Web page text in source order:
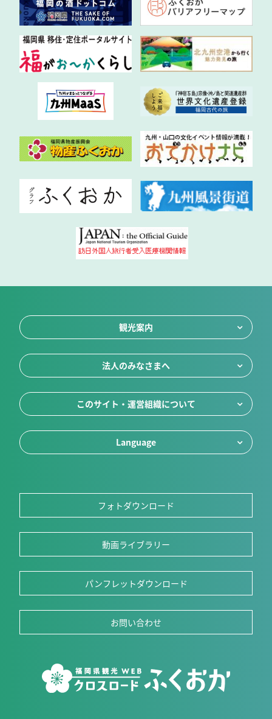
観光案内
法人のみなさまへ
このサイト・運営組織について
Language
フォトダウンロード
動画ライブラリー
パンフレットダウンロード
お問い合わせ